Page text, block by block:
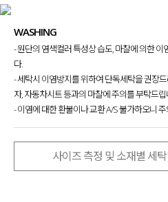
WASHING
- 원단의 염색컬러 특성상 습도, 마찰에 의한 이
다.
- 세탁시 이염방지를 위하여 단독세탁을 권장
자, 자동차시트 등과의 마찰에 주의를 부탁드립
- 이염에 대한 환불이나 교환 A/S 불가하오니
사이즈 측정 및 소재별 세